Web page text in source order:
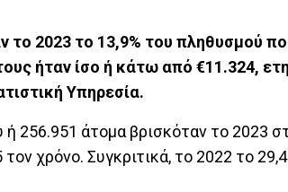
το 2023 το 13,9% του πληθυσμού
ήταν ίσο ή κάτω από €11.324,
Υπηρεσία.
ή 256.951 άτομα βρισκόταν το 2023
χρόνο. Συγκριτικά, το 2022 το